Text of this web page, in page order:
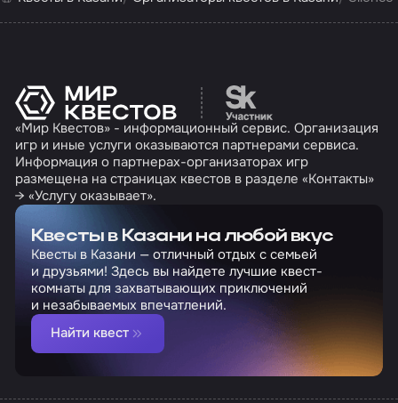
Перейти на сайт
«Мир Квестов» - информационный сервис. Организация
игр и иные услуги оказываются партнерами сервиса.
Информация о партнерах-организаторах игр
размещена на страницах квестов в разделе «Контакты»
→ «Услугу оказывает».
Квесты в Казани на любой вкус
Квесты в Казани — отличный отдых с семьей
и друзьями! Здесь вы найдете лучшие квест-
комнаты для захватывающих приключений
и незабываемых впечатлений.
Найти квест